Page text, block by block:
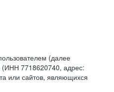
(далее
(ИНН 7718620740, адрес:
или сайтов, являющихся